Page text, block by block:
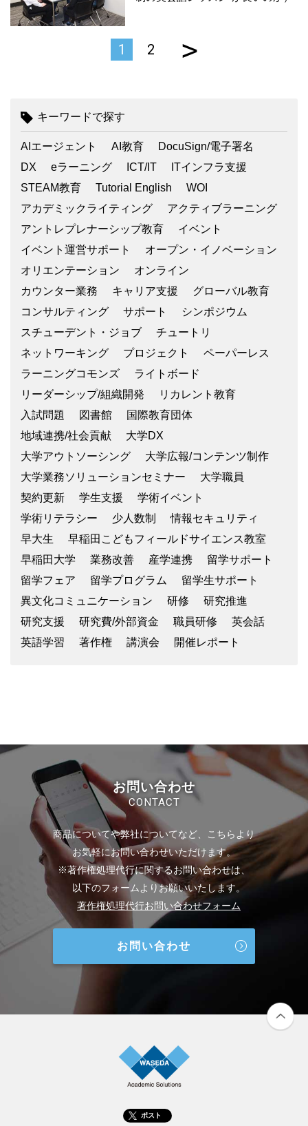
1 2 >
キーワードで探す
AIエージェント AI教育
DocuSign/電子署名
DX
eラーニング ICT/IT
ITインフラ支援
STEAM教育
Tutorial English
WOI
アカデミックライティング
アクティブラーニング
アントレプレナーシップ教育
イベント
イベント運営サポート
オープン・イノベーション
オリエンテーション
オンライン
カウンター業務
キャリア支援
グローバル教育
コンサルティング
サポート
シンポジウム
スチューデント・ジョブ
チュートリ
ネットワーキング
プロジェクト
ペーパーレス
ラーニングコモンズ
ライトボード
リーダーシップ/組織開発
リカレント教育
入試問題
図書館
国際教育団体
地域連携/社会貢献
大学DX
大学アウトソーシング
大学広報/コンテンツ制作
大学業務ソリューションセミナー
大学職員
契約更新
学生支援
学術イベント
学術リテラシー
少人数制
情報セキュリティ
早大生
早稲田こどもフィールドサイエンス教室
早稲田大学
業務改善 産学連携
留学サポート
留学フェア
留学プログラム
留学生サポート
異文化コミュニケーション
研修
研究推進
研究支援
研究費/外部資金 職員研修
英会話
英語学習
著作権 講演会 開催レポート
お問い合わせ
CONTACT
商品についてや弊社についてなど、こちらより
お気軽にお問い合わせいただけます。
※著作権処理代行に関するお問い合わせは、
以下のフォームよりお願いいたします。
著作権処理代行お問い合わせフォーム
お問い合わせ
ポスト